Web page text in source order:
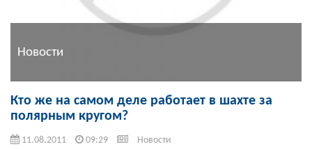
Новости
Кто же на самом деле работает в шахте за
полярным кругом?
11.08.2011 09:29 Новости